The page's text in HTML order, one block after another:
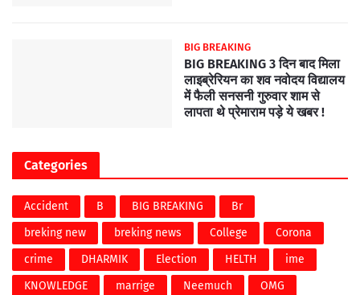
BIG BREAKING
BIG BREAKING 3 दिन बाद मिला
लाइब्रेरियन का शव नवोदय विद्यालय
में फैली सनसनी गुरुवार शाम से
लापता थे प्रेमाराम पड़े ये खबर !
Categories
Accident B BIG BREAKING
Br
breking new
breking news College
Corona
crime
DHARMIK Election HELTH
ime
KNOWLEDGE
marrige Neemuch
OMG